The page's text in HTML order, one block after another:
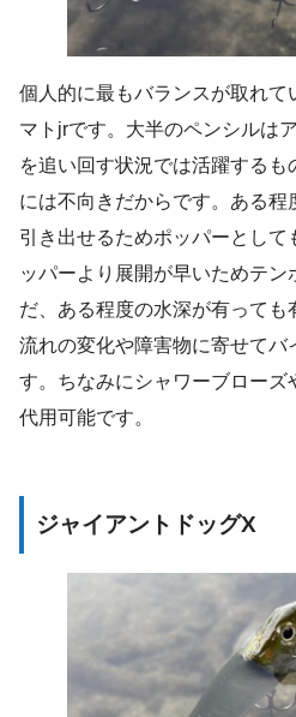
個人的に最もバランスが取れて
マトjrです。大半のペンシルは
を追い回す状況では活躍するも
には不向きだからです。ある
引き出せるためポッパーとし
ッパーより展開が早いためテン
だ、ある程度の水深が有っても
流れの変化や障害物に寄せてバ
す。ちなみにシャワーブローズ
代用可能です。
ジャイアントドッグX